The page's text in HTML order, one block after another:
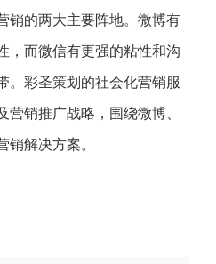
销的两大主要阵地。微博有
，而微信有更强的粘性和沟
。彩圣策划的社会化营销服
销推广战略，围绕微博、
解决方案。